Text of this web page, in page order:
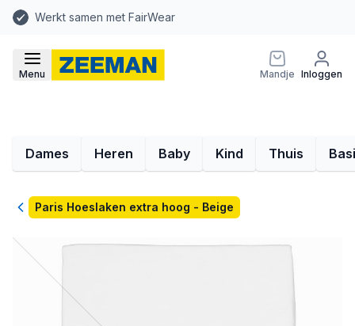
Werkt samen met FairWear
Menu Mandje Inloggen
Dames Heren Baby Kind Thuis
TerugParis Hoeslaken extra hoog - Beige